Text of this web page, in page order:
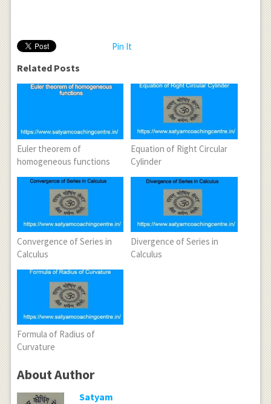
Pin It
Related Posts
Euler theorem of
homogeneous functions
Equation of Right Circular
Cylinder
Convergence of Series in
Calculus
Divergence of Series in
Calculus
Formula of Radius of
Curvature
About Author
Satyam